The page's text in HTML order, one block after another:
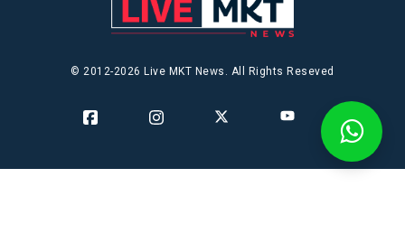
© 2012-2026 Live MKT News. All Rights Reseved